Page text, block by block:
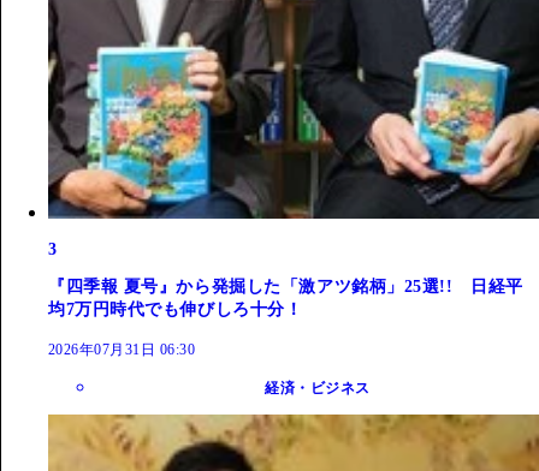
3
『四季報 夏号』から発掘した「激アツ銘柄」25選!! 日経平
均7万円時代でも伸びしろ十分！
2026年07月31日 06:30
経済・ビジネス